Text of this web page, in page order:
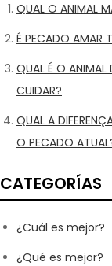
QUAL O ANIMAL
É PECADO AMAR
QUAL É O ANIMAL
CUIDAR?
QUAL A
O PECADO
CATEGORÍAS
¿Cuál es mejor?
¿Qué es mejor?